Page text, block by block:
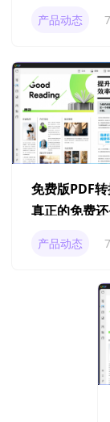
产品动态
免费版PDF
真正的免费
产品动态